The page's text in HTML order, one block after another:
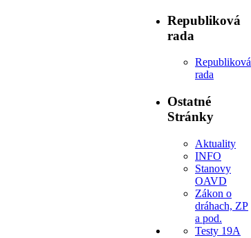
Republiková
rada
Republiková
rada
Ostatné
Stránky
Aktuality
INFO
Stanovy
OAVD
Zákon o
dráhach, ZP
a pod.
Testy 19A